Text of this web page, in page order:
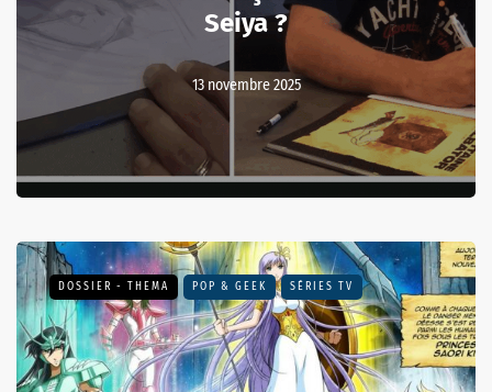
Seiya ?
13 novembre 2025
DOSSIER - THEMA POP & GEEK SÉRIES TV